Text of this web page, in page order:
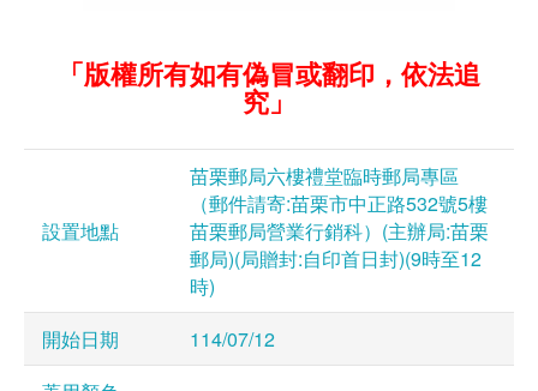
「版權所有如有偽冒或翻印，依法追
究」
設置地點
苗栗郵局六樓禮堂臨時郵局專區
（郵件請寄:苗栗市中正路532號5樓
苗栗郵局營業行銷科）(主辦局:苗栗
郵局)(局贈封:自印首日封)(9時至12
時)
開始日期
114/07/12